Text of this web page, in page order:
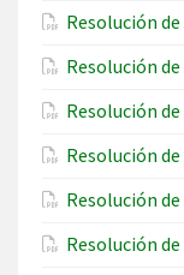
Resolución
Resolución
Resolución
Resolución
Resolución
Resolución